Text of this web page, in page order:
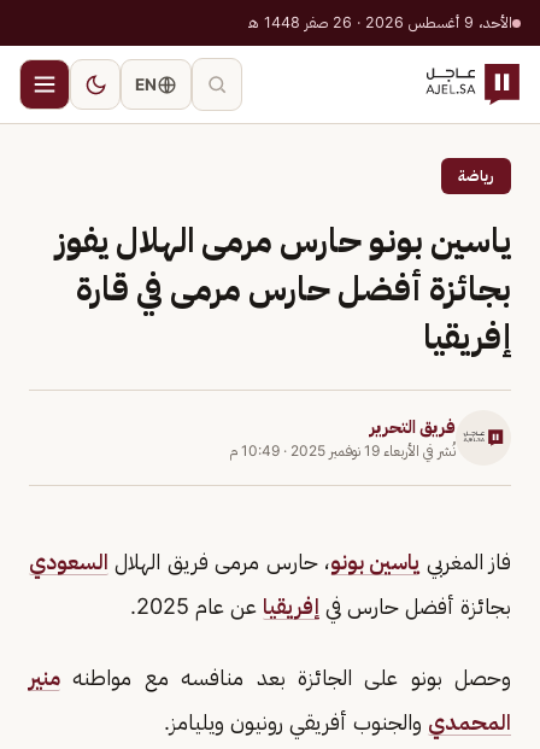
الأحد، 9 أغسطس 2026 · 26 صفر 1448 هـ
EN
رياضة
ياسين بونو حارس مرمى الهلال يفوز
بجائزة أفضل حارس مرمى في قارة
إفريقيا
فريق التحرير
نُشر في الأربعاء 19 نوفمبر 2025 · 10:49 م
فاز المغربي ياسين بونو، حارس مرمى فريق الهلال السعودي
بجائزة أفضل حارس في إفريقيا عن عام 2025.
وحصل بونو على الجائزة بعد منافسه مع مواطنه منير
المحمدي والجنوب أفريقي رونيون ويليامز.